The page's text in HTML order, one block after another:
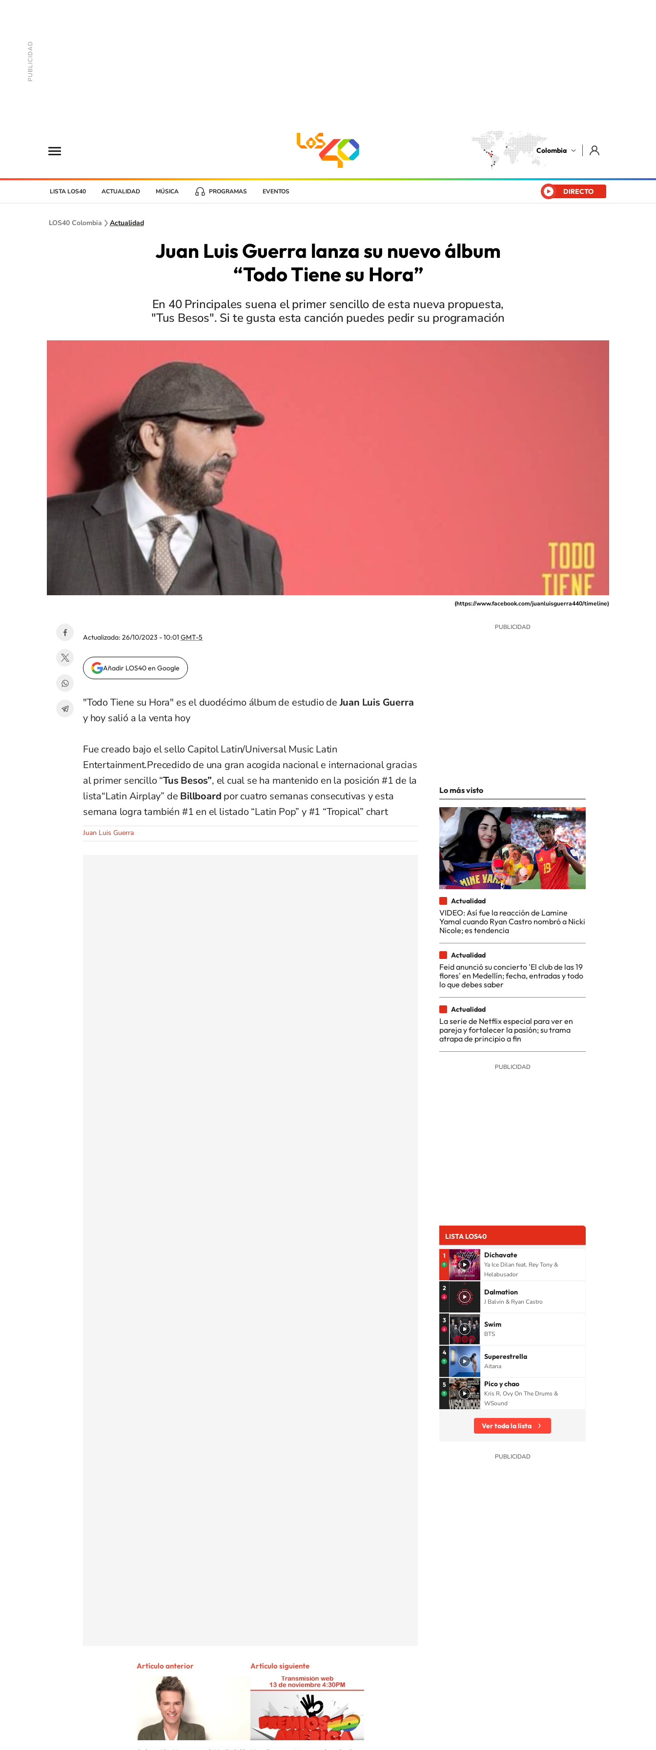
Colombia
LISTA LOS40 ACTUALIDAD MÚSICA PROGRAMAS EVENTOS DIRECTO
LOS40 Colombia Actualidad
Juan Luis Guerra lanza su nuevo álbum
“Todo Tiene su Hora”
En 40 Principales suena el primer sencillo de esta nueva propuesta,
"Tus Besos". Si te gusta esta canción puedes pedir su programación
(https://www.facebook.com/juanluisguerra440/timeline)
Actualizada: 26/10/2023 - 10:01 GMT-5
Añadir LOS40 en Google
"Todo Tiene su Hora" es el duodécimo álbum de estudio deJuan Luis Guerra
y hoy salió a la venta hoy
Fue creado bajo el sello Capitol Latin/Universal Music Latin
Entertainment.Precedido de una gran acogida nacional e internacional gracias
al primer sencillo “Tus Besos”, el cual se ha mantenido en la posición #1 de la
lista“Latin Airplay” de Billboard por cuatro semanas consecutivas y esta
semana logra también #1 en el listado “Latin Pop” y #1 “Tropical” chart
Juan Luis Guerra
Artículo anterior Artículo siguiente
Lo más visto
Actualidad
VIDEO: Así fue la reacción de Lamine
Yamal cuando Ryan Castro nombró a Nicki
Nicole; es tendencia
Actualidad
Feid anunció su concierto 'El club de las 19
flores' en Medellín; fecha, entradas y todo
lo que debes saber
Actualidad
La serie de Netflix especial para ver en
pareja y fortalecer la pasión; su trama
atrapa de principio a fin
LISTA LOS40
1 Dichavate
Ya Ice Dilan feat. Rey Tony &
Helabusador
2 Dalmation
J Balvin & Ryan Castro
3 Swim
BTS
4 Superestrella
Aitana
5 Pico y chao
Kris R, Ovy On The Drums &
WSound
Ver toda la lista